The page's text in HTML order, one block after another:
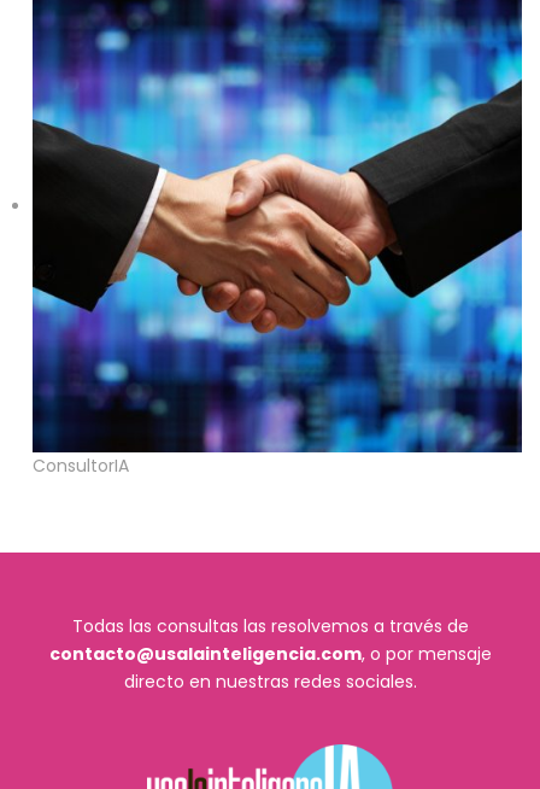
ConsultorIA
Todas las consultas las resolvemos a través de
contacto@usalainteligencia.com, o por mensaje
directo en nuestras redes sociales.